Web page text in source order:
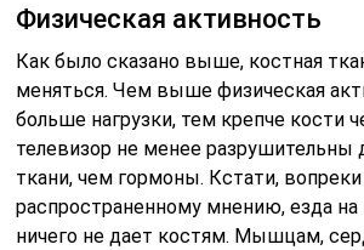
Физическая активность
Как было сказано выше, костная
меняться. Чем выше физическая
больше нагрузки, тем крепче кости
телевизор не менее разрушительны
ткани, чем гормоны. Кстати, вопреки
распространенному мнению, езда на
ничего не дает костям. Мышцам,